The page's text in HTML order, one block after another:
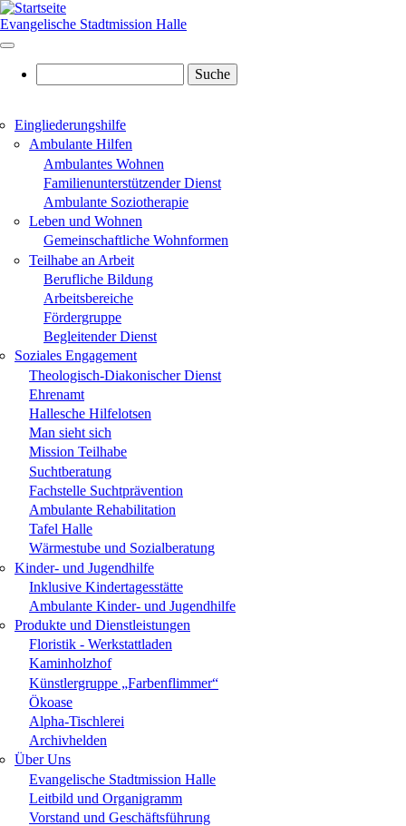
Direkt
zum
Inhalt
Evangelische Stadtmission Halle
Hauptnavigation
Eingliederungshilfe
Ambulante Hilfen
Ambulantes Wohnen
Familienunterstützender Dienst
Ambulante Soziotherapie
Leben und Wohnen
Gemeinschaftliche Wohnformen
Teilhabe an Arbeit
Berufliche Bildung
Arbeitsbereiche
Fördergruppe
Begleitender Dienst
Soziales Engagement
Theologisch-Diakonischer Dienst
Ehrenamt
Hallesche Hilfelotsen
Man sieht sich
Mission Teilhabe
Suchtberatung
Fachstelle Suchtprävention
Ambulante Rehabilitation
Tafel Halle
Wärmestube und Sozialberatung
Kinder- und Jugendhilfe
Inklusive Kindertagesstätte
Ambulante Kinder- und Jugendhilfe
Produkte und Dienstleistungen
Floristik - Werkstattladen
Kaminholzhof
Künstlergruppe „Farbenflimmer“
Ökoase
Alpha-Tischlerei
Archivhelden
Über Uns
Evangelische Stadtmission Halle
Leitbild und Organigramm
Vorstand und Geschäftsführung